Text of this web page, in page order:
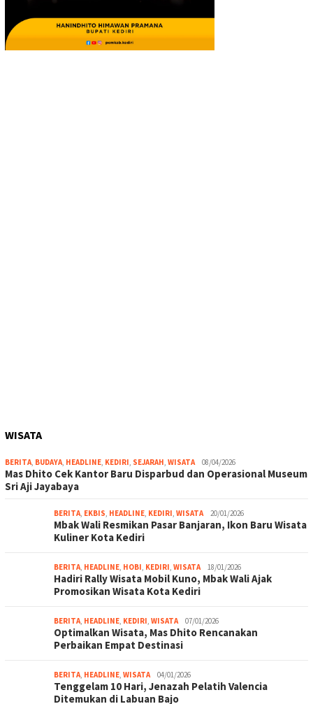
WISATA
BERITA, BUDAYA, HEADLINE, KEDIRI, SEJARAH, WISATA 08/04/2026
Mas Dhito Cek Kantor Baru Disparbud dan Operasional Museum
Sri Aji Jayabaya
BERITA, EKBIS, HEADLINE, KEDIRI, WISATA 20/01/2026
Mbak Wali Resmikan Pasar Banjaran, Ikon Baru Wisata
Kuliner Kota Kediri
BERITA, HEADLINE, HOBI, KEDIRI, WISATA 18/01/2026
Hadiri Rally Wisata Mobil Kuno, Mbak Wali Ajak
Promosikan Wisata Kota Kediri
BERITA, HEADLINE, KEDIRI, WISATA 07/01/2026
Optimalkan Wisata, Mas Dhito Rencanakan
Perbaikan Empat Destinasi
BERITA, HEADLINE, WISATA 04/01/2026
Tenggelam 10 Hari, Jenazah Pelatih Valencia
Ditemukan di Labuan Bajo